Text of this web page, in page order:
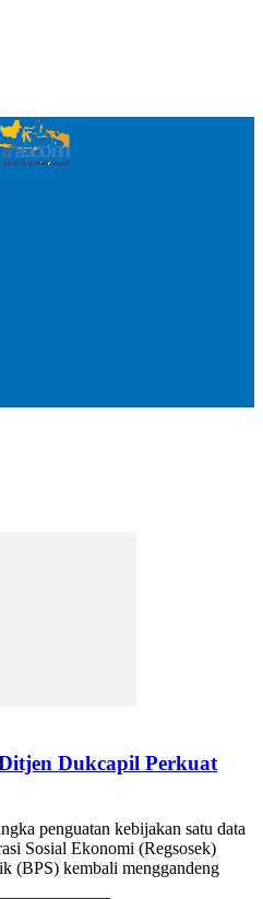
Dukcapil Perkuat
penguatan kebijakan satu data
Sosial Ekonomi (Regsosek)
(BPS) kembali menggandeng